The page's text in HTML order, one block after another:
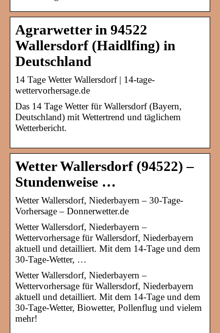
Agrarwetter in 94522
Wallersdorf (Haidlfing) in
Deutschland
14 Tage Wetter Wallersdorf | 14-tage-
wettervorhersage.de
Das 14 Tage Wetter für Wallersdorf (Bayern,
Deutschland) mit Wettertrend und täglichem
Wetterbericht.
Wetter Wallersdorf (94522) –
Stundenweise …
Wetter Wallersdorf, Niederbayern – 30-Tage-
Vorhersage – Donnerwetter.de
Wetter Wallersdorf, Niederbayern –
Wettervorhersage für Wallersdorf, Niederbayern
aktuell und detailliert. Mit dem 14-Tage und dem
30-Tage-Wetter, …
Wetter Wallersdorf, Niederbayern –
Wettervorhersage für Wallersdorf, Niederbayern
aktuell und detailliert. Mit dem 14-Tage und dem
30-Tage-Wetter, Biowetter, Pollenflug und vielem
mehr!